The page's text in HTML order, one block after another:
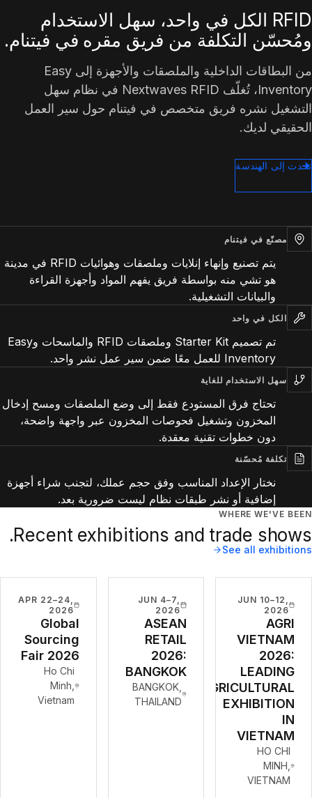
RFID الكل في واحد، سهل الاستخدام
ومُحسّن التكلفة من فريق مقره في فيتنام.
من البطاقات الداخلية والملصقات والأجهزة إلى Easy
Inventory، تُغلّف Nextwaves RFID في نظام سهل
التشغيل نشره فريق متخصص في فيتنام حول سير العمل
الحقيقي لديك.
تحدث إلى الهندسة
مصنّع في فيتنام
يتم تصنيع وإنهاء إنلايات وملصقات وهوائيات RFID في مدينة
هو تشي منه بواسطة فريق يفهم المواد وأجهزة القراءة
والبيانات التشغيلية.
الكل في واحد
تم تصميم Starter Kit وملصقات RFID والماسحات وEasy
Inventory للعمل معًا ضمن سير عمل نشر واحد.
سهل الاستخدام للغاية
تحتاج فرق المستودع فقط إلى وضع الملصقات ومسح إدخال
المخزون وتشغيل فحوصات المخزون عبر واجهة واضحة،
دون خطوات تقنية معقدة.
تكلفة مُحسّنة
نختار الإعداد المناسب وفق حجم عملك، لتجنب شراء أجهزة
إضافية أو نشر طبقات نظام ليست ضرورية بعد.
WHERE WE'VE BEEN
Recent exhibitions and trade shows.
See all exhibitions
JUN 10–12,
2026
AGRI
VIETNAM
2026:
LEADING
AGRICULTURAL
EXHIBITION
IN
VIETNAM
HO CHI
MINH,
VIETNAM
JUN 4–7,
2026
ASEAN
RETAIL
2026:
BANGKOK
BANGKOK,
THAILAND
APR 22–24,
2026
Global
Sourcing
Fair 2026
Ho Chi
Minh,
Vietnam